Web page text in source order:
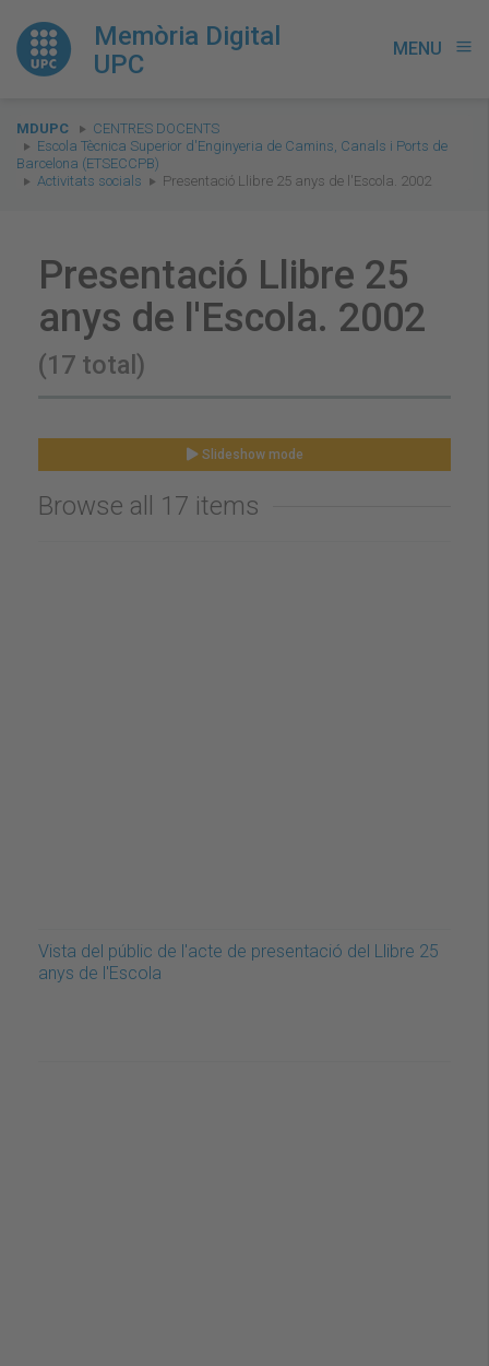
Memòria Digital
UPC
MENU menu
You
are
here:
MDUPC
CENTRES DOCENTS
Escola Tècnica Superior d'Enginyeria de Camins, Canals i Ports de
Barcelona (ETSECCPB)
Activitats socials
Presentació Llibre 25 anys de l'Escola. 2002
Presentació Llibre 25
anys de l'Escola. 2002
(17 total)
Slideshow mode
Browse all 17 items
Vista del públic de l'acte de presentació del Llibre 25
anys de l'Escola